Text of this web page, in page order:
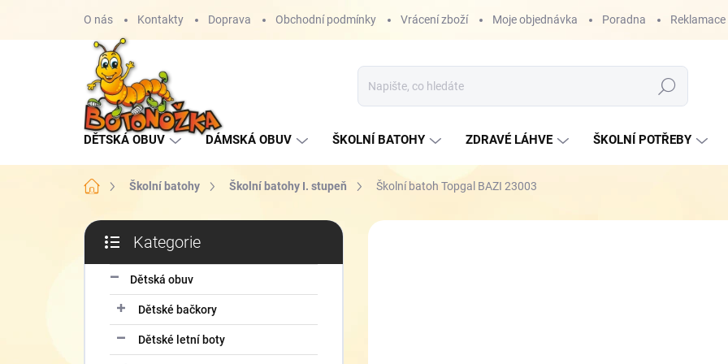
O nás Kontakty Doprava Obchodní podmínky Vrácení zboží Moje objednávka Poradna Reklamace
Hledat
DĚTSKÁ OBUV DÁMSKÁ OBUV ŠKOLNÍ BATOHY ZDRAVÉ LÁHVE ŠKOLNÍ POTŘEBY
Domů Školní batohy Školní batohy I. stupeň Školní batoh Topgal BAZI 23003
P
s
kategorie
Kategorie
Dětská obuv
Dětské bačkory
Dětské letní boty
ZNAČKA: